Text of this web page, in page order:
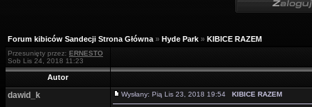
Forum kibiców Sandecji Strona Główna » Hyde Park » KIBICE RAZEM
Przesunięty przez: ERNESTO
Sob Lis 24, 2018 11:23
Autor
dawid_k Wysłany: Pią Lis 23, 2018 19:54 KIBICE RAZEM